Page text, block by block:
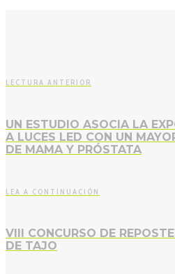
LECTURA ANTERIOR
UN ESTUDIO ASOCIA LA
A LUCES LED CON UN
DE MAMA Y PRÓSTATA
LEA A CONTINUACIÓN
VIII CONCURSO DE
DE TAJO